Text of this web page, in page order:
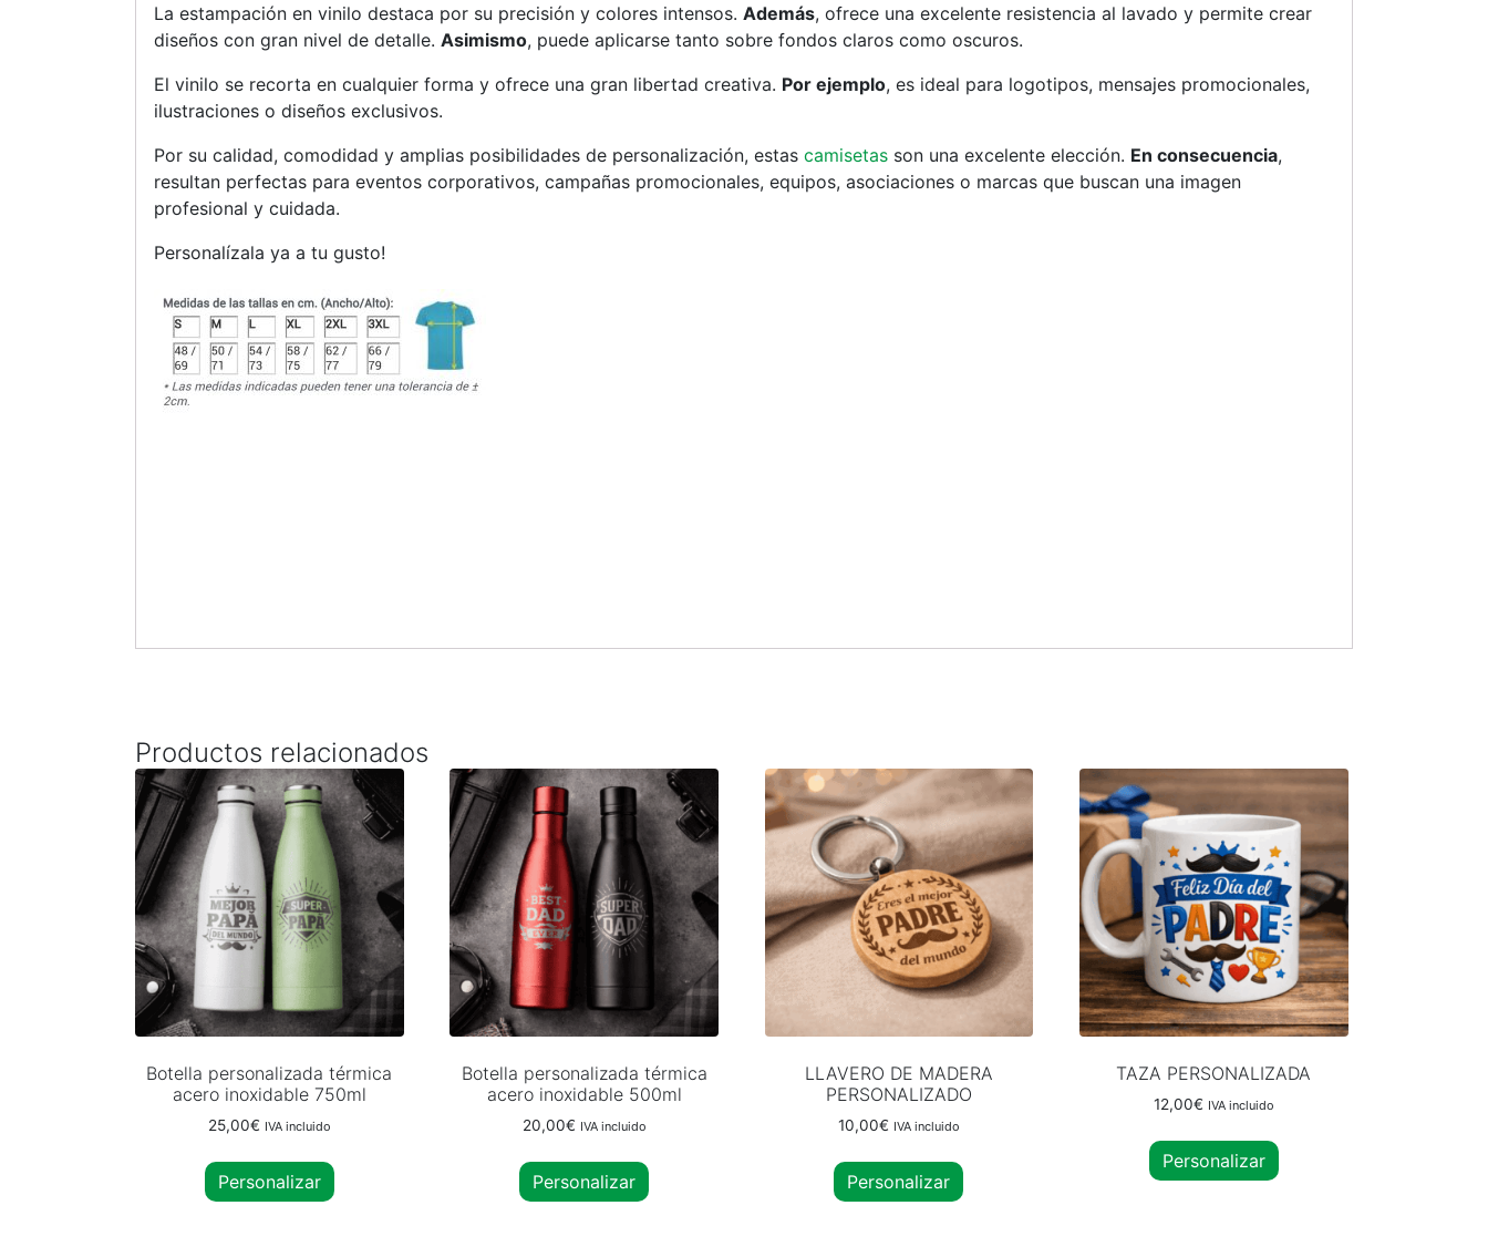
La estampación en vinilo destaca por su precisión y colores intensos. Además, ofrece una excelente resistencia al lavado y permite crear
diseños con gran nivel de detalle. Asimismo, puede aplicarse tanto sobre fondos claros como oscuros.
El vinilo se recorta en cualquier forma y ofrece una gran libertad creativa. Por ejemplo, es ideal para logotipos, mensajes promocionales,
ilustraciones o diseños exclusivos.
Por su calidad, comodidad y amplias posibilidades de personalización, estas camisetas son una excelente elección. En consecuencia,
resultan perfectas para eventos corporativos, campañas promocionales, equipos, asociaciones o marcas que buscan una imagen
profesional y cuidada.
Personalízala ya a tu gusto!
Productos relacionados
Botella personalizada térmica
acero inoxidable 750ml
25,00€ IVA incluido
Personalizar
Botella personalizada térmica
acero inoxidable 500ml
20,00€ IVA incluido
Personalizar
LLAVERO DE MADERA
PERSONALIZADO
10,00€ IVA incluido
Personalizar
TAZA PERSONALIZADA
12,00€ IVA incluido
Personalizar